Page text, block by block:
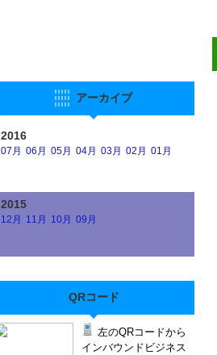
アーカイブ
2016
07月 06月 05月 04月 03月 02月 01月
2015
12月 11月 10月 09月
QRコード
左のQRコードから
インバウンドビジネス